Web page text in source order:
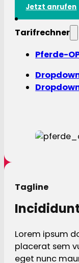
Jetzt anrufen
Tarifrechner
Pferde-
Tagline
Lorem ipsum
placerat sem
eget nunc